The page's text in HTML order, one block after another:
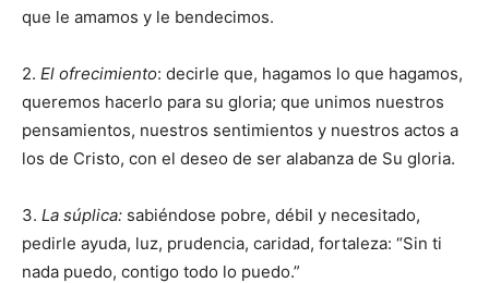
que le amamos y le bendecimos.
2. El ofrecimiento: decirle que, hagamos lo que hagamos,
queremos hacerlo para su gloria; que unimos nuestros
pensamientos, nuestros sentimientos y nuestros actos a
los de Cristo, con el deseo de ser alabanza de Su gloria.
3. La súplica: sabiéndose pobre, débil y necesitado,
pedirle ayuda, luz, prudencia, caridad, fortaleza: “Sin ti
nada puedo, contigo todo lo puedo.”